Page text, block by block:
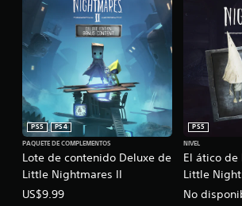
Lote de contenido Deluxe de
Little Nightmares II
PS5
PS4
PAQUETE DE COMPLEMENTOS
US$9.99
El ático de
Little
PS5
NIVEL
No